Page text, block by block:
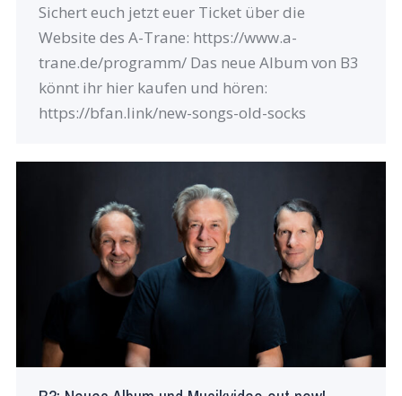
Sichert euch jetzt euer Ticket über die
Website des A-Trane: https://www.a-
trane.de/programm/ Das neue Album von B3
könnt ihr hier kaufen und hören:
https://bfan.link/new-songs-old-socks